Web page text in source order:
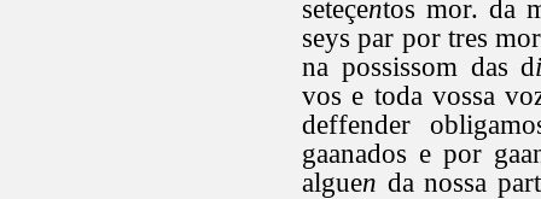
seteçentos mor. da
seys par por tres
na possissom das d
vos e toda vossa
deffender
gaanados e por
alguen da nossa part